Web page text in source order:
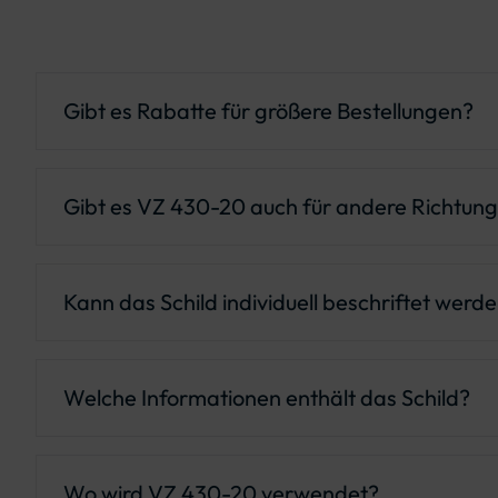
Gibt es Rabatte für größere Bestellungen?
Gibt es VZ 430-20 auch für andere
Kann das Schild individuell beschriftet
Welche Informationen enthält das Schild?